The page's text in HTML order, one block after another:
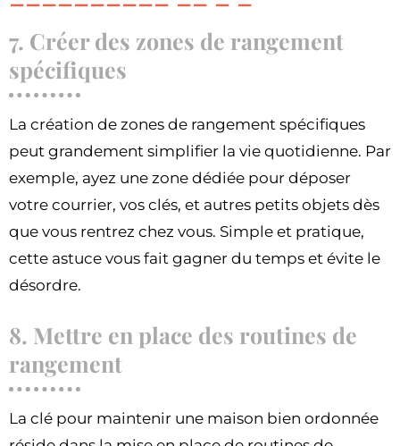
7. Créer des zones de rangement
spécifiques
La création de zones de rangement spécifiques
peut grandement simplifier la vie quotidienne. Par
exemple, ayez une zone dédiée pour déposer
votre courrier, vos clés, et autres petits objets dès
que vous rentrez chez vous. Simple et pratique,
cette astuce vous fait gagner du temps et évite le
désordre.
8. Mettre en place des routines de
rangement
La clé pour maintenir une maison bien ordonnée